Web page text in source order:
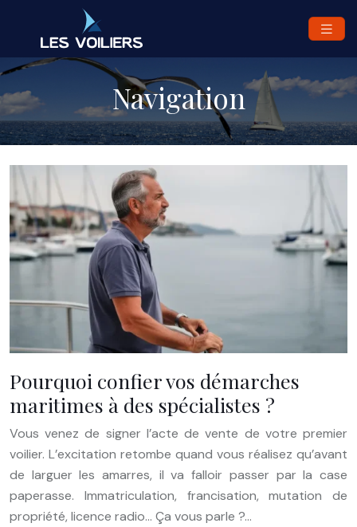
Navigation
Pourquoi confier vos démarches
maritimes à des spécialistes ?
Vous venez de signer l’acte de vente de votre premier
voilier. L’excitation retombe quand vous réalisez qu’avant
de larguer les amarres, il va falloir passer par la case
paperasse. Immatriculation, francisation, mutation de
propriété, licence radio… Ça vous parle ?…